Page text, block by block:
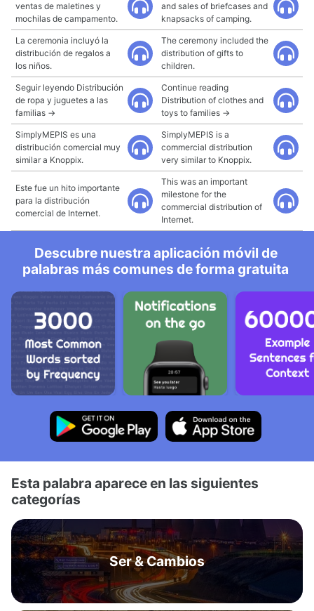
ventas de maletines y
mochilas de campamento.
and sales of briefcases and
knapsacks of camping.
La ceremonia incluyó la
distribución de regalos a
los niños.
The ceremony included the
distribution of gifts to
children.
Seguir leyendo Distribución
de ropa y juguetes a las
familias →
Continue reading
Distribution of clothes and
toys to families →
SimplyMEPIS es una
distribución comercial muy
similar a Knoppix.
SimplyMEPIS is a
commercial distribution
very similar to Knoppix.
Este fue un hito importante
para la distribución
comercial de Internet.
This was an important
milestone for the
commercial distribution of
Internet.
Descubre nuestra aplicación móvil de
palabras más comunes de forma gratuita
Esta palabra aparece en las siguientes
categorías
Ser & Cambios